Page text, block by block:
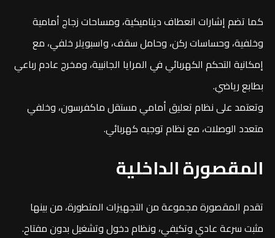
كما تضم إشارات انعطاف ديناميكية، ومساحات زجاج أمامية
وخلفية، وحساسات ركن، وحامل سقف، واسبويلر خلفي، مع
إمكانية التحكم الكهربائي في المرايا الجانبية، ومخرج عادم رباعي
بطابع رياضي.
وتعتمد على نظام تعليق أمامي مستقل ماكفرسون، وخلفي
متعدد الوصلات، مع نظام توجيه كهربائي.
المقصورة الداخلية
تقدم المقصورة مجموعة من التجهيزات المتطورة، من بينها
مثبت سرعة عادي وتكيفي، ونظام دخول وتشغيل بدون مفتاح.